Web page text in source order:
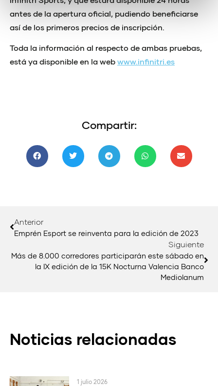
antes de la apertura oficial, pudiendo beneficiarse
así de los primeros precios de inscripción.
Toda la información al respecto de ambas pruebas,
está ya disponible en la web www.infinitri.es
Compartir:
Anterior
Emprén Esport se reinventa para la edición de 2023
Siguiente
Más de 8.000 corredores participarán este sábado en
la IX edición de la 15K Nocturna Valencia Banco
Mediolanum
Noticias relacionadas
1 julio 2026